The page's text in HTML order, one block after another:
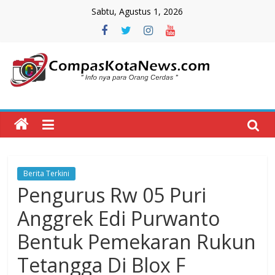
Sabtu, Agustus 1, 2026
Compas
Kota
CompasKotaNews.com
Hadir
untuk
memberikan
informasi
kepada
masyarakat
Berita Terkini
Pengurus Rw 05 Puri
Anggrek Edi Purwanto
Bentuk Pemekaran Rukun
Tetangga Di Blox F